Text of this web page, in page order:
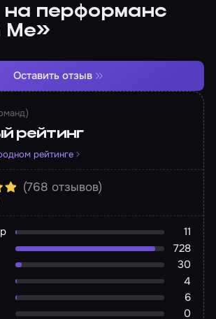
перформанс
Me»
рейтинг
рейтинге
(768 отзывов)
11
728
30
4
6
0
Оставить отзыв